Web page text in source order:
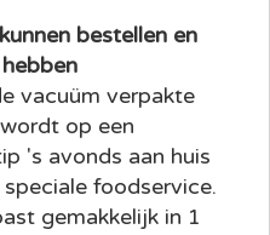
bestellen en
vacuüm verpakte
op een
's avonds aan huis
foodservice.
gemakkelijk in 1